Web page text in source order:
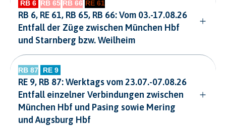
RB 6, RE 61, RB 65, RB 66: Vom 03.-17.08.26
Entfall der Züge zwischen München Hbf
und Starnberg bzw. Weilheim
RE 9, RB 87: Werktags vom 23.07.-07.08.26
Entfall einzelner Verbindungen zwischen
München Hbf und Pasing sowie Mering
und Augsburg Hbf